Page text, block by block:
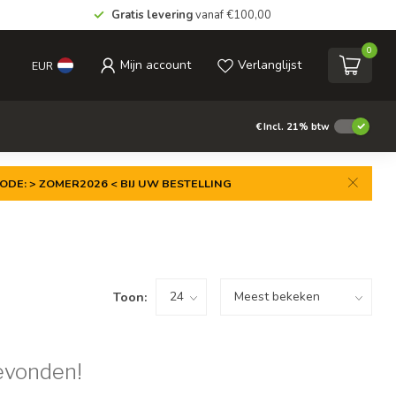
Gratis leveringvanaf €100,00
EUR Mijn account Verlanglijst
0
€Incl. 21% btw
> ZOMER2026 < BIJ UW BESTELLING
Toon: